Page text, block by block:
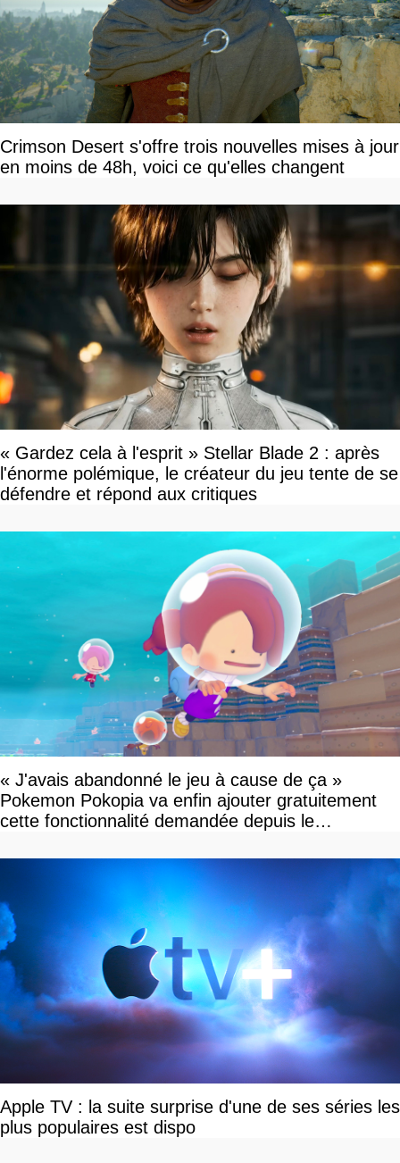
Crimson Desert s'offre trois nouvelles mises à jour
en moins de 48h, voici ce qu'elles changent
« Gardez cela à l'esprit » Stellar Blade 2 : après
l'énorme polémique, le créateur du jeu tente de se
défendre et répond aux critiques
« J'avais abandonné le jeu à cause de ça »
Pokemon Pokopia va enfin ajouter gratuitement
cette fonctionnalité demandée depuis le
Apple TV : la suite surprise d'une de ses séries les
plus populaires est dispo